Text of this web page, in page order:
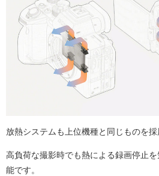
放熱システムも上位機種と同じものを採
高負荷な撮影時でも熱による録画停止
能です。